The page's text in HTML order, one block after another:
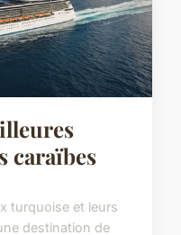
caraïbes
turquoise et leurs
destination de